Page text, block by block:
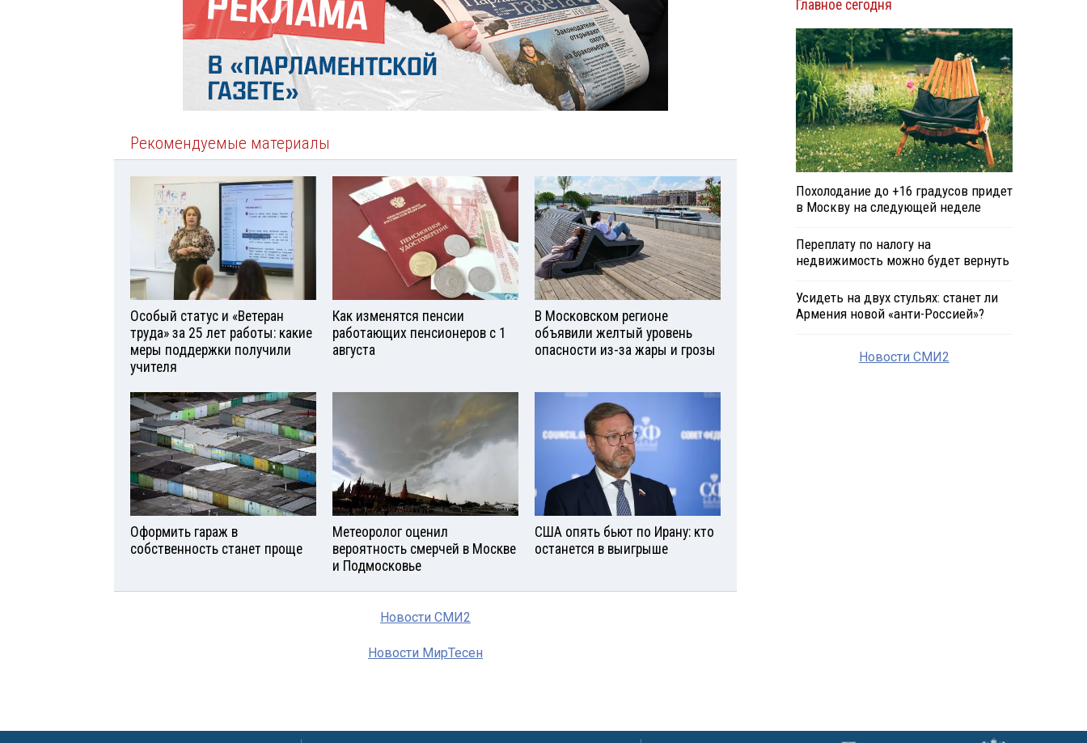
Рекомендуемые материалы
Особый статус и «Ветеран
труда» за 25 лет работы: какие
меры поддержки получили
учителя
Как изменятся пенсии
работающих пенсионеров с 1
августа
В Московском регионе
объявили желтый уровень
опасности из-за жары и грозы
Оформить гараж в
собственность станет проще
Метеоролог оценил
вероятность смерчей в Москве
и Подмосковье
США опять бьют по Ирану: кто
останется в выигрыше
Новости СМИ2
Новости МирТесен
Главное сегодня
Похолодание до +16 градусов придет
в Москву на следующей неделе
Переплату по налогу на
недвижимость можно будет вернуть
Усидеть на двух стульях: станет ли
Армения новой «анти-Россией»?
Новости СМИ2